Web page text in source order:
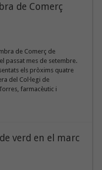
de Comerç
de Comerç de
passat mes de setembre.
els pròxims quatre
del Col·legi de
farmacèutic i
verd en el marc